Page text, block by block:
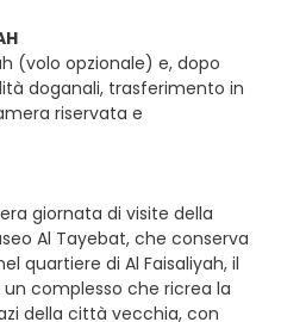
(volo opzionale) e, dopo
doganali, trasferimento in
riservata e
giornata di visite della
Al Tayebat, che conserva
quartiere di Al Faisaliyah, il
complesso che ricrea la
della città vecchia, con